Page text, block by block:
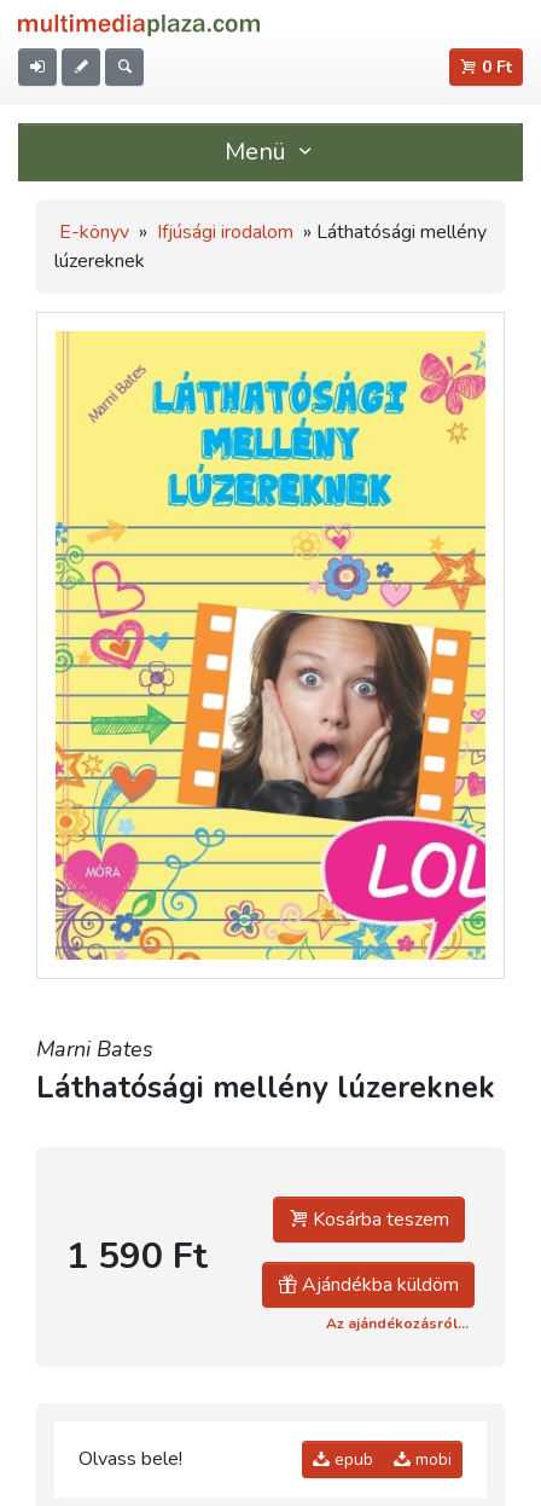
0 Ft
Menü
E-könyv » Ifjúsági irodalom » Láthatósági mellény
lúzereknek
Marni Bates
Láthatósági mellény lúzereknek
1 590 Ft
Kosárba teszem
Ajándékba küldöm
Az ajándékozásról...
Olvass bele! epub mobi